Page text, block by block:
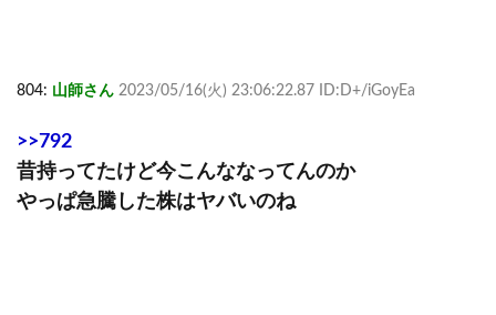
804: 山師さん 2023/05/16(火) 23:06:22.87 ID:D+/iGoyEa
>>792
昔持ってたけど今こんななってんのか
やっぱ急騰した株はヤバいのね